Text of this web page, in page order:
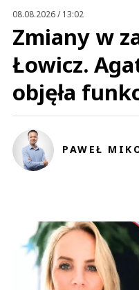
08.08.2026 / 13:02
Zmiany w
Łowicz.
objęła
PAWEŁ